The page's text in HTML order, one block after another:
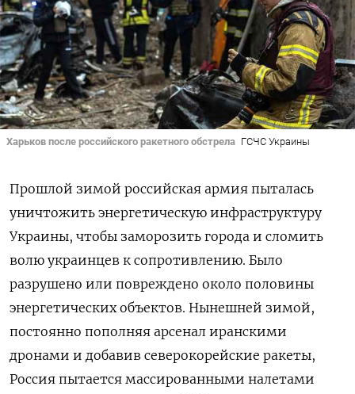
Харьков после российского ракетного обстрела ГСЧС Украины
Прошлой зимой российская армия пыталась
уничтожить энергетическую инфраструктуру
Украины, чтобы заморозить города и сломить
волю украинцев к сопротивлению. Было
разрушено или повреждено около половины
энергетических объектов. Нынешней зимой,
постоянно пополняя арсенал иранскими
дронами и добавив северокорейские ракеты,
Россия пытается массированными налетами